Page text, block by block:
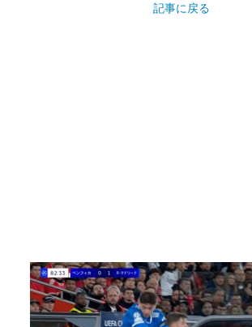
記事に戻る